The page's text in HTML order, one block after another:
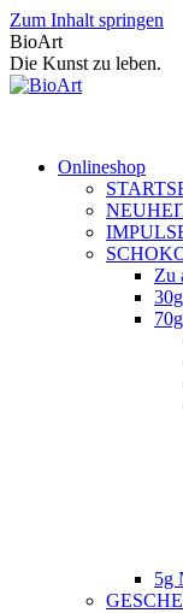
Zum Inhalt springen
BioArt
Die Kunst zu leben.
Onlineshop
Zu
5g